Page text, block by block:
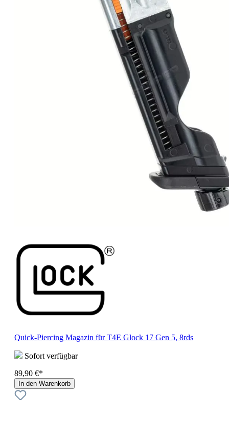
Quick-Piercing Magazin für T4E Glock 17 Gen 5, 8rds
Sofort verfügbar
89,90 €*
In den Warenkorb